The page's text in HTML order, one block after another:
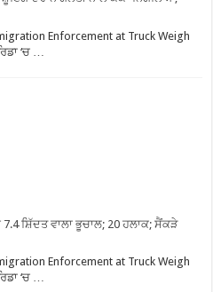
Enforcement at Truck Weigh
‘ਚ …
ਸ਼ਿੱਦਤ ਵਾਲਾ ਭੂਚਾਲ; 20 ਹਲਾਕ; ਸੈਂਕੜੇ
Enforcement at Truck Weigh
‘ਚ …